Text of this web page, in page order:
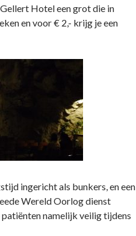
Hotel een grot die in
en voor € 2,- krijg je een
ingericht als bunkers, en een
Wereld Oorlog dienst
namelijk veilig tijdens